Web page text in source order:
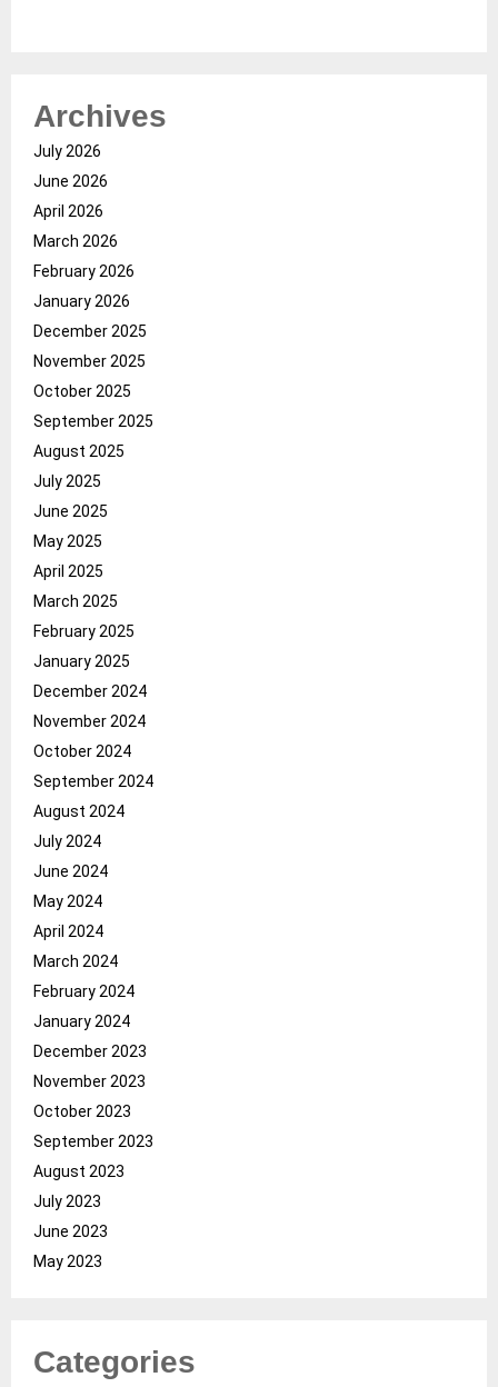
Archives
July 2026
June 2026
April 2026
March 2026
February 2026
January 2026
December 2025
November 2025
October 2025
September 2025
August 2025
July 2025
June 2025
May 2025
April 2025
March 2025
February 2025
January 2025
December 2024
November 2024
October 2024
September 2024
August 2024
July 2024
June 2024
May 2024
April 2024
March 2024
February 2024
January 2024
December 2023
November 2023
October 2023
September 2023
August 2023
July 2023
June 2023
May 2023
Categories